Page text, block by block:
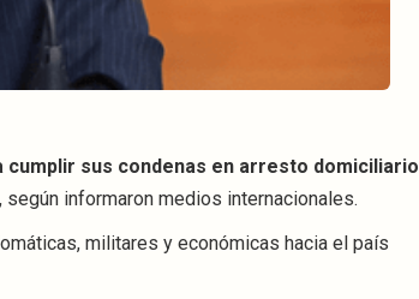
cumplir sus condenas en arresto domiciliario
informaron medios internacionales.
militares y económicas hacia el país